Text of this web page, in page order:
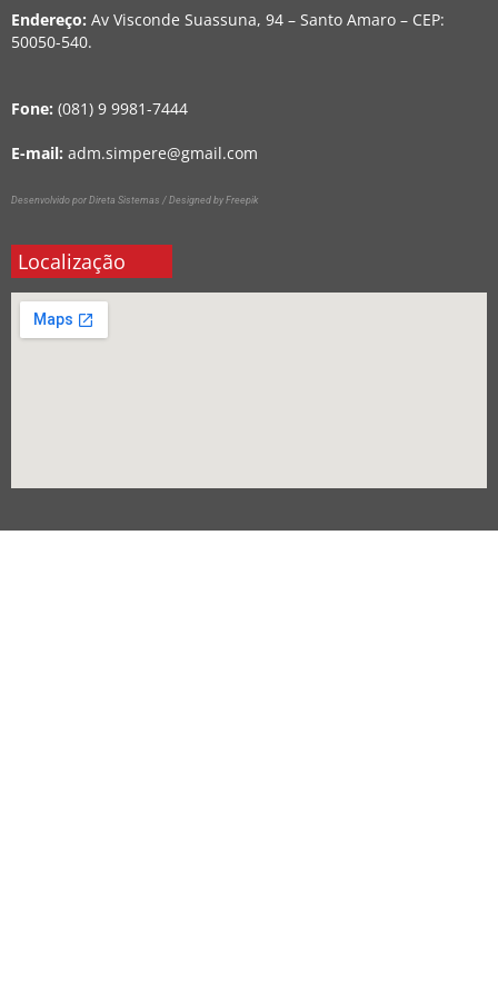
Endereço: Av Visconde Suassuna, 94 – Santo Amaro – CEP:
50050-540.
Fone: (081) 9 9981-7444
E-mail: adm.simpere@gmail.com
Desenvolvido por Direta Sistemas / Designed by Freepik
Localização